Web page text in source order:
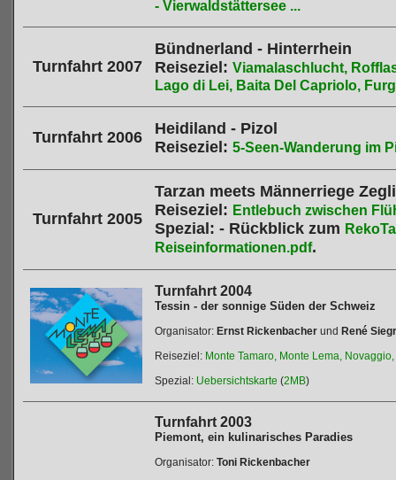
- Vierwaldstättersee ...
Turnfahrt 2007
Bündnerland - Hinterrhein
Reiseziel: Viamalaschlucht,
Lago di Lei, Baita Del Capriolo,
Turnfahrt 2006
Heidiland - Pizol
Reiseziel: 5-Seen-Wanderung im
Turnfahrt 2005
Tarzan meets Männerriege
Reiseziel: Entlebuch zwischen
Spezial: - Rückblick zum
Reiseinformationen.pdf.
Turnfahrt 2004
Tessin - der sonnige Süden der Schweiz
Organisator: Ernst Rickenbacher und René
Reiseziel: Monte Tamaro, Monte Lema,
Spezial: Uebersichtskarte (2MB)
Turnfahrt 2003
Piemont, ein kulinarisches Paradies
Organisator: Toni Rickenbacher